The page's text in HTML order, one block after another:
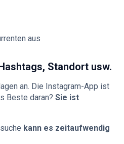
aus
Standort usw.
an. Die Instagram-App ist
Beste daran? Sie ist
kann es zeitaufwendig